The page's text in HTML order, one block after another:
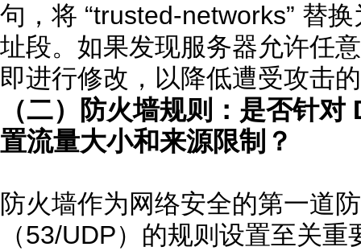
句，将 “trusted-networks” 替
址段。如果发现服务器允许任
即进行修改，以降低遭受攻击
（二）防火墙规则：是否针
置流量大小和来源限制？
防火墙作为网络安全的第一道
（53/UDP）的规则设置至关